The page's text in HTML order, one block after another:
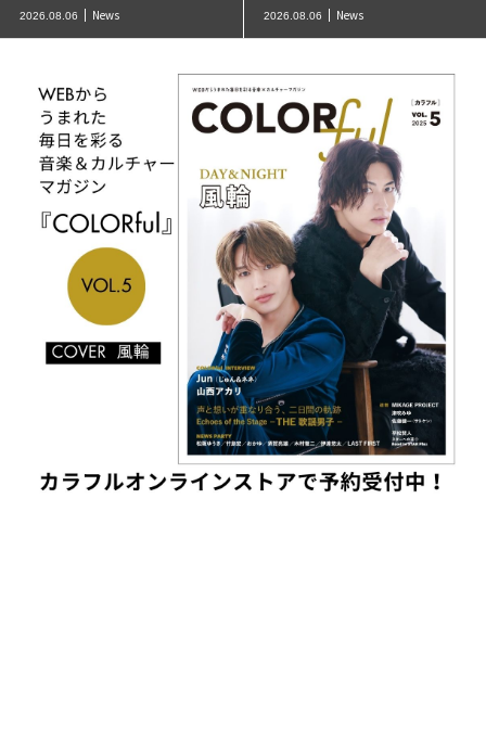
2026.08.06 News 2026.08.06 News